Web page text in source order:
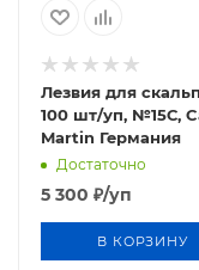
Лезвия для
100 шт/уп, №15С,
Martin Германия
Достаточно
5 300 ₽/уп
В КОРЗИНУ